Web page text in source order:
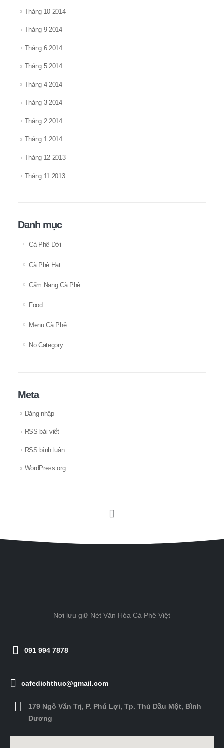
Tháng 10 2014
Tháng 9 2014
Tháng 6 2014
Tháng 5 2014
Tháng 4 2014
Tháng 3 2014
Tháng 2 2014
Tháng 1 2014
Tháng 12 2013
Tháng 11 2013
Danh mục
Cà Phê Đời
Cà Phê Hạt
Cẩm Nang Cà Phê
Food
Menu Cà Phê
No Category
Meta
Đăng nhập
RSS bài viết
RSS bình luận
WordPress.org
Nơi lưu giữ Nét Văn Hóa Cà Phê Việt
091 994 7878
cafedichthuc@gmail.com
179 Ngô Văn Trị, P. Phú Lợi, Tp. Thủ Dầu Một, Bình
Dương